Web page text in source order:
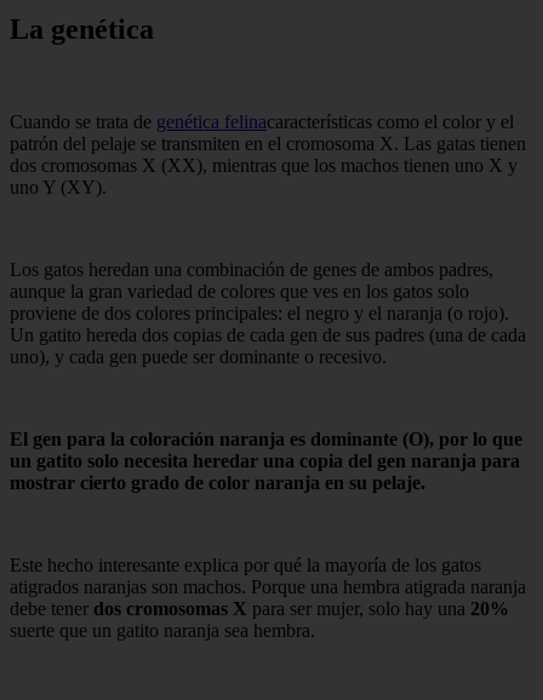
La genética
Cuando se trata de genética felinacaracterísticas como el color y el
patrón del pelaje se transmiten en el cromosoma X. Las gatas tienen
dos cromosomas X (XX), mientras que los machos tienen uno X y
uno Y (XY).
Los gatos heredan una combinación de genes de ambos padres,
aunque la gran variedad de colores que ves en los gatos solo
proviene de dos colores principales: el negro y el naranja (o rojo).
Un gatito hereda dos copias de cada gen de sus padres (una de cada
uno), y cada gen puede ser dominante o recesivo.
El gen para la coloración naranja es dominante (O), por lo que
un gatito solo necesita heredar una copia del gen naranja para
mostrar cierto grado de color naranja en su pelaje.
Este hecho interesante explica por qué la mayoría de los gatos
atigrados naranjas son machos. Porque una hembra atigrada naranja
debe tener dos cromosomas X para ser mujer, solo hay una 20%
suerte que un gatito naranja sea hembra.